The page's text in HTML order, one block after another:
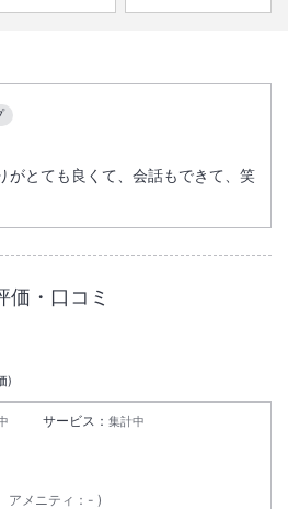
和風旅館。新鮮な魚介や名物鍋などいろ
ただきます。和食膳でのお部屋食も対応
がとても良くて、会話もできて、笑
価・口コミ
)
サービス： 集計中
アメニティ ： -